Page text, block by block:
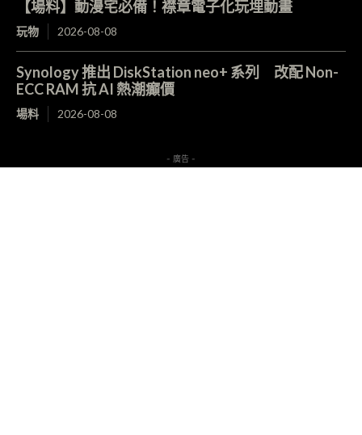
【場料】動漫宅必備！襟章電子化玩埋動畫
玩物 2026-08-08
Synology 推出 DiskStation neo+ 系列 改配 Non-
ECC RAM 抗 AI 熱潮癲價
場料 2026-08-08
- 廣告 -